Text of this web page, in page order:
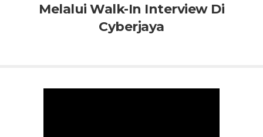
Melalui Walk-In Interview Di
Cyberjaya